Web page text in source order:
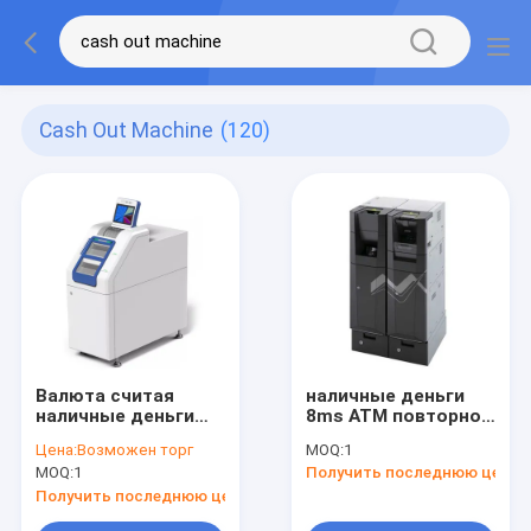
Cash Out Machine (120)
Валюта считая
наличные деньги
повторно используя
машину обменом
банкноты монетки
машины
Цена:Возможен торг
MOQ:1
Получить последнюю цену
наличные деньги
8ms ATM повторно
развертки
штрихкода машины
машины
MOQ:1
Получить последнюю цену